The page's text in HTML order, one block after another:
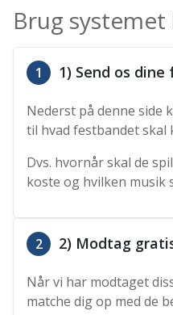
Brug
1 1) Send os
Nederst på denne side
til hvad festbandet skal
Dvs. hvornår skal de
koste og hvilken musik
2 2) Modtag
Når vi har modtaget
matche dig op med de